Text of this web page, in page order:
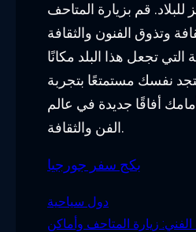
للبلاد. قم بزيارة المتاحف
وتذوق الفنون والثقافة
التي تجعل هذا البلد مكانًا
نفسك مستمتعًا بتجربة
أفاقًا جديدة في عالم
الفن والثقافة.
بكج سفر جورجيا
دول سياحية
زيارة المتاحف وأماكن